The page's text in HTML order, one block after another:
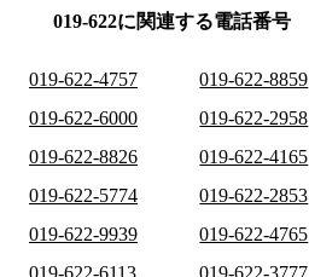
019-622に関連する電話番号
019-622-4757 019-622-8859
019-622-6000
019-622-2958
019-622-8826
019-622-4165
019-622-5774
019-622-2853
019-622-9939
019-622-4765